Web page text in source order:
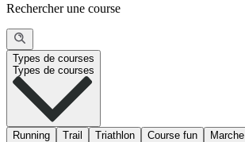
Rechercher une course
Types de courses
Types de courses
Running Trail Triathlon Course fun Marche